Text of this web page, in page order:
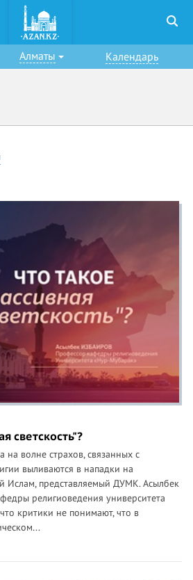
Алматы Календарь
светскость"?
на волне страхов, связанных с
выливаются в нападки на
Ислам, представляемый ДУМК. Асылбек
религиоведения университета
критики не понимают, что в